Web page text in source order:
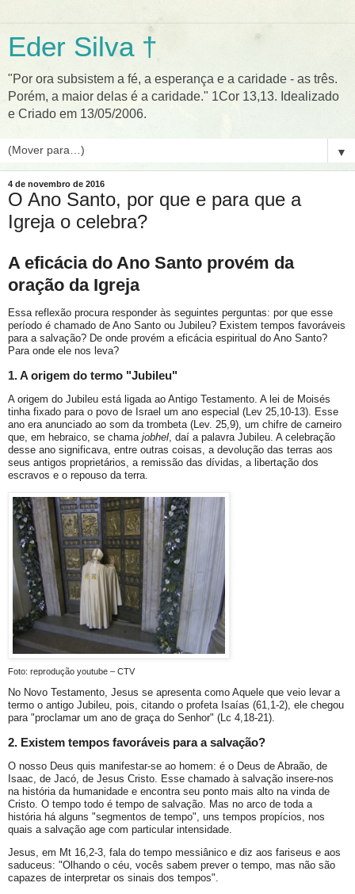
Eder Silva †
"Por ora subsistem a fé, a esperança e a caridade - as três.
Porém, a maior delas é a caridade." 1Cor 13,13. Idealizado
e Criado em 13/05/2006.
▼
4 de novembro de 2016
O Ano Santo, por que e para que a
Igreja o celebra?
A eficácia do Ano Santo provém da
oração da Igreja
Essa reflexão procura responder às seguintes perguntas: por que esse
período é chamado de Ano Santo ou Jubileu? Existem tempos favoráveis
para a salvação? De onde provém a eficácia espiritual do Ano Santo?
Para onde ele nos leva?
1. A origem do termo "Jubileu"
A origem do Jubileu está ligada ao Antigo Testamento. A lei de Moisés
tinha fixado para o povo de Israel um ano especial (Lev 25,10-13). Esse
ano era anunciado ao som da trombeta (Lev. 25,9), um chifre de carneiro
que, em hebraico, se chama jobhel , daí a palavra Jubileu. A celebração
desse ano significava, entre outras coisas, a devolução das terras aos
seus antigos proprietários, a remissão das dívidas, a libertação dos
escravos e o repouso da terra.
Foto: reprodução youtube – CTV
No Novo Testamento, Jesus se apresenta como Aquele que veio levar a
termo o antigo Jubileu, pois, citando o profeta Isaías (61,1-2), ele chegou
para "proclamar um ano de graça do Senhor" (Lc 4,18-21).
2. Existem tempos favoráveis para a salvação?
O nosso Deus quis manifestar-se ao homem: é o Deus de Abraão, de
Isaac, de Jacó, de Jesus Cristo. Esse chamado à salvação insere-nos
na história da humanidade e encontra seu ponto mais alto na vinda de
Cristo. O tempo todo é tempo de salvação. Mas no arco de toda a
história há alguns "segmentos de tempo", uns tempos propícios, nos
quais a salvação age com particular intensidade.
Jesus, em Mt 16,2-3, fala do tempo messiânico e diz aos fariseus e aos
saduceus: "Olhando o céu, vocês sabem prever o tempo, mas não são
capazes de interpretar os sinais dos tempos".